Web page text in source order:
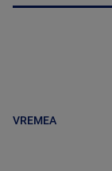
VREMEA